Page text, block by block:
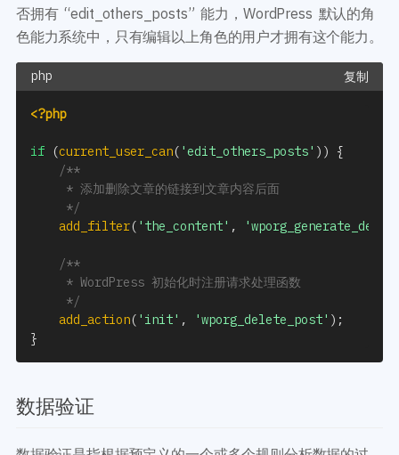
否拥有 “edit_others_posts” 能力，WordPress 默认的角
色能力系统中，只有编辑以上角色的用户才拥有这个能力。
复制
<?php
if (current_user_can( 'edit_others_posts' ) )
{
/**
     * 添加删除文章的链接到文章内容后面
     */
add_filter( 'the_content' ,
/**
     * WordPress 初始化时注册请求处理函数
     */
add_action( 'init' , 'wporg_delete_post' ) ;
}
数据验证